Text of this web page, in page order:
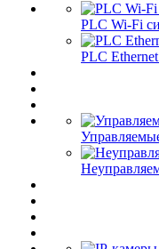
PLC Wi-Fi
PLC